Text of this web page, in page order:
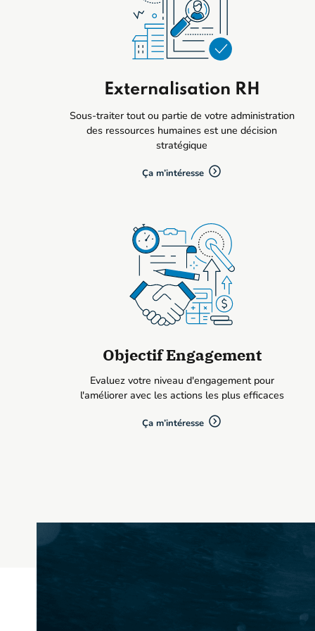
Externalisation RH
Sous-traiter tout ou partie de votre administration
des ressources humaines est une décision
stratégique
Ça m’intéresse
Objectif Engagement
Evaluez votre niveau d'engagement pour
l'améliorer avec les actions les plus efficaces
Ça m’intéresse